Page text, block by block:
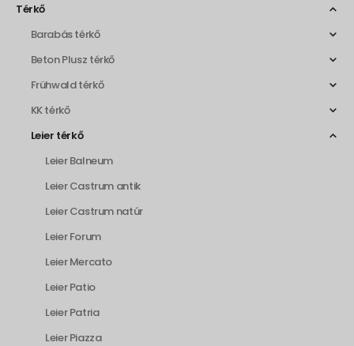
Térkő
Barabás térkő
Beton Plusz térkő
Frühwald térkő
KK térkő
Leier térkő
Leier Balneum
Leier Castrum antik
Leier Castrum natúr
Leier Forum
Leier Mercato
Leier Patio
Leier Patria
Leier Piazza